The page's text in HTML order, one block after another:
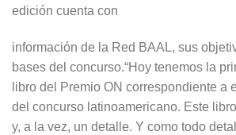
edición cuenta con
información de la Red BAAL, sus
bases del concurso.“Hoy tenemos la
libro del Premio ON correspondiente a
del concurso latinoamericano. Este
y, a la vez, un detalle. Y como todo